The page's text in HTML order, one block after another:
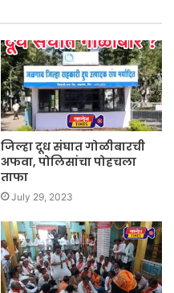
जिल्हा दूध संघात गोळीबारची
अफवा, पोलिसांचा पोहचला
ताफा
July 29, 2023